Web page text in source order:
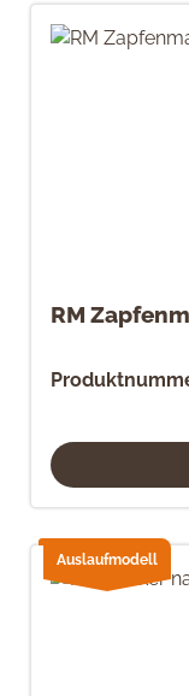
RM
Auslaufmodell